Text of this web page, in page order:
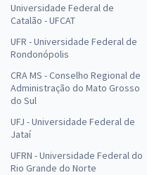
Universidade Federal de
Catalão - UFCAT
UFR - Universidade Federal de
Rondonópolis
CRA MS - Conselho Regional de
Administração do Mato Grosso
do Sul
UFJ - Universidade Federal de
Jataí
UFRN - Universidade Federal do
Rio Grande do Norte